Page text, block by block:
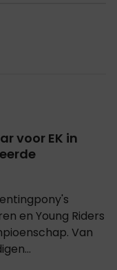
voor EK in
en Young Riders
Van